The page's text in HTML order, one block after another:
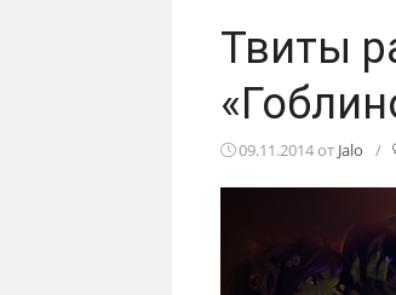
Твиты
09.11.2014от Jalo /